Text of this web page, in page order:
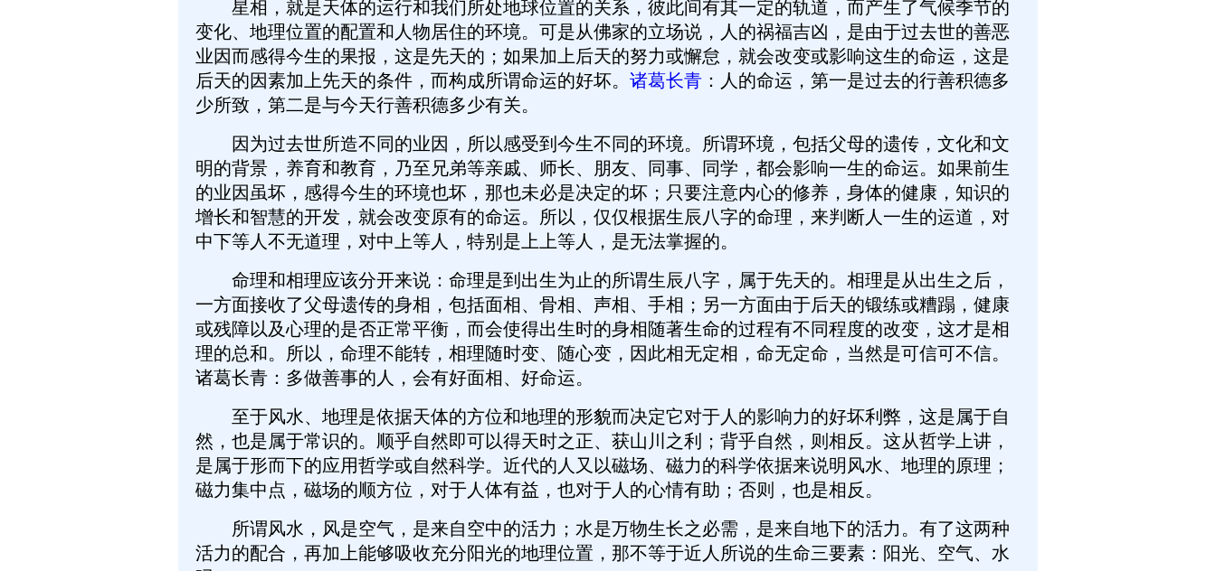
星相，就是天体的运行和我们所处地球位置的关系，彼此间有其一定的轨道，而产生了气候季节的
变化、地理位置的配置和人物居住的环境。可是从佛家的立场说，人的祸福吉凶，是由于过去世的善恶
业因而感得今生的果报，这是先天的；如果加上后天的努力或懈怠，就会改变或影响这生的命运，这是
后天的因素加上先天的条件，而构成所谓命运的好坏。 诸葛长青 ：人的命运，第一是过去的行善积德多
少所致，第二是与今天行善积德多少有关。
因为过去世所造不同的业因，所以感受到今生不同的环境。所谓环境，包括父母的遗传，文化和文
明的背景，养育和教育，乃至兄弟等亲戚、师长、朋友、同事、同学，都会影响一生的命运。如果前生
的业因虽坏，感得今生的环境也坏，那也未必是决定的坏；只要注意内心的修养，身体的健康，知识的
增长和智慧的开发，就会改变原有的命运。所以，仅仅根据生辰八字的命理，来判断人一生的运道，对
中下等人不无道理，对中上等人，特别是上上等人，是无法掌握的。
命理和相理应该分开来说：命理是到出生为止的所谓生辰八字，属于先天的。相理是从出生之后，
一方面接收了父母遗传的身相，包括面相、骨相、声相、手相；另一方面由于后天的锻练或糟蹋，健康
或残障以及心理的是否正常平衡，而会使得出生时的身相随著生命的过程有不同程度的改变，这才是相
理的总和。所以，命理不能转，相理随时变、随心变，因此相无定相，命无定命，当然是可信可不信。
诸葛长青：多做善事的人，会有好面相、好命运。
至于风水、地理是依据天体的方位和地理的形貌而决定它对于人的影响力的好坏利弊，这是属于自
然，也是属于常识的。顺乎自然即可以得天时之正、获山川之利；背乎自然，则相反。这从哲学上讲，
是属于形而下的应用哲学或自然科学。近代的人又以磁场、磁力的科学依据来说明风水、地理的原理；
磁力集中点，磁场的顺方位，对于人体有益，也对于人的心情有助；否则，也是相反。
所谓风水，风是空气，是来自空中的活力；水是万物生长之必需，是来自地下的活力。有了这两种
活力的配合，再加上能够吸收充分阳光的地理位置，那不等于近人所说的生命三要素：阳光、空气、水